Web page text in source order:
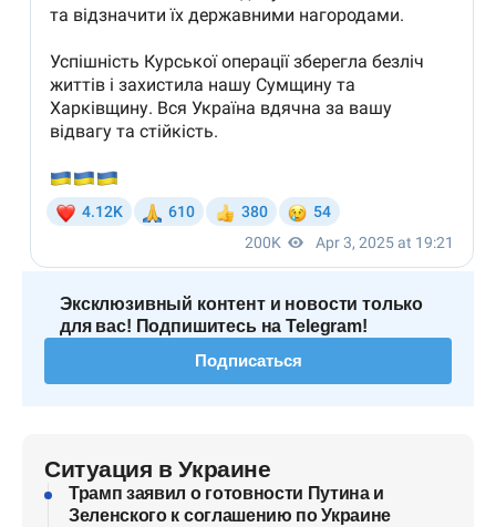
Эксклюзивный контент и новости только
для вас! Подпишитесь на Telegram!
Подписаться
Ситуация в Украине
Трамп заявил о готовности Путина и
Зеленского к соглашению по Украине